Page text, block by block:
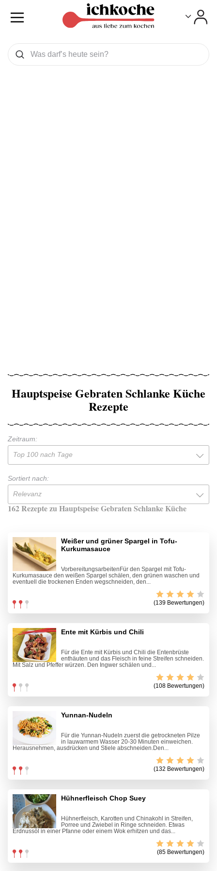
Was wollen Sie suchen
Suchen
Hauptspeise Gebraten Schlanke Küche
Rezepte
Zeitraum:
Top 100 nach Tage
Sortiert nach:
Relevanz
162 Rezepte zu Hauptspeise Gebraten Schlanke Küche
Weißer und grüner Spargel in Tofu-
Kurkumasauce
VorbereitungsarbeitenFür den Spargel mit Tofu-
Kurkumasauce den weißen Spargel schälen, den grünen waschen und
eventuell die trockenen Enden wegschneiden, den...
(139 Bewertungen)
Ente mit Kürbis und Chili
Für die Ente mit Kürbis und Chili die Entenbrüste
enthäuten und das Fleisch in feine Streifen schneiden.
Mit Salz und Pfeffer würzen. Den Ingwer schälen und...
(108 Bewertungen)
Yunnan-Nudeln
Für die Yunnan-Nudeln zuerst die getrockneten Pilze
in lauwarmem Wasser 20-30 Minuten einweichen.
Herausnehmen, ausdrücken und Stiele abschneiden.Den...
(132 Bewertungen)
Hühnerfleisch Chop Suey
Hühnerfleisch, Karotten und Chinakohl in Streifen,
Porree und Zwiebel in Ringe schneiden. Etwas
Erdnussöl in einer Pfanne oder einem Wok erhitzen und das...
(85 Bewertungen)